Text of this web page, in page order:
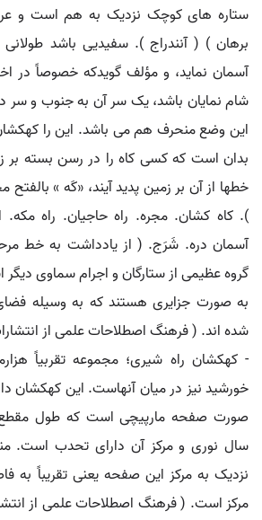
ستاره های کوچک نزدیک به هم است و
برهان ) ( آنندراج ). سفیدیی باشد
آسمان نماید، و مؤلف گویدکه خصوصاً در
شام نمایان باشد، یک سر آن به جنوب و سر
این وضع منحرف هم می باشد. این را
بدان است که کسی کاه را در رسن بسته بر
خطها از آن بر زمین پدید آیند، «کَه »
). کاه کشان. مجره. راه حاجیان. راه مکه.
آسمان دره. شَرَج. ( از یادداشت به خط
گروه عظیمی از ستارگان و اجرام سماوی
به صورت جزایری هستند که به وسیله
شده اند. ( فرهنگ اصطلاحات علمی از
- کهکشان راه شیری؛ مجموعه تقربیاً
خورشید نیز در میان آنهاست. این کهکشان
صورت صفحه مارپیچی است که طول مقطع
سال نوری و مرکز آن دارای تحدب است.
نزدیک به مرکز این صفحه یعنی تقریباً به
مرکز است. ( فرهنگ اصطلاحات علمی از